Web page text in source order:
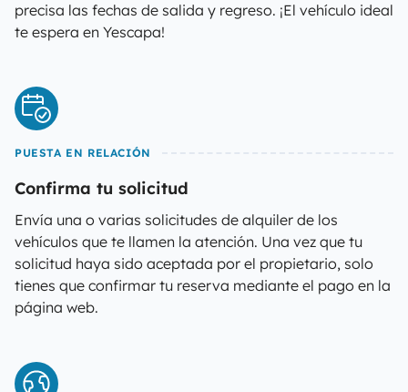
precisa las fechas de salida y regreso. ¡El vehículo ideal
te espera en Yescapa!
PUESTA EN RELACIÓN
Confirma tu solicitud
Envía una o varias solicitudes de alquiler de los
vehículos que te llamen la atención. Una vez que tu
solicitud haya sido aceptada por el propietario, solo
tienes que confirmar tu reserva mediante el pago en la
página web.